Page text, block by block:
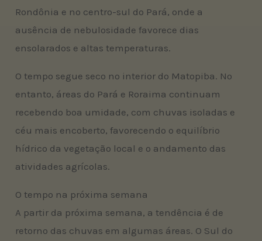
Rondônia e no centro-sul do Pará, onde a
ausência de nebulosidade favorece dias
ensolarados e altas temperaturas.
O tempo segue seco no interior do Matopiba. No
entanto, áreas do Pará e Roraima continuam
recebendo boa umidade, com chuvas isoladas e
céu mais encoberto, favorecendo o equilíbrio
hídrico da vegetação local e o andamento das
atividades agrícolas.
O tempo na próxima semana
A partir da próxima semana, a tendência é de
retorno das chuvas em algumas áreas. O Sul do